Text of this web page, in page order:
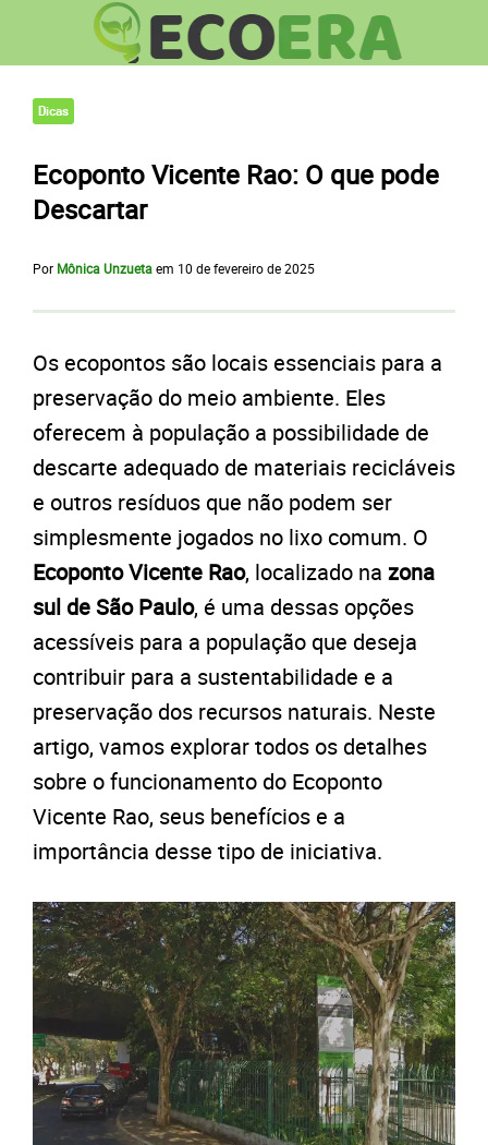
Dicas
Ecoponto Vicente Rao: O que pode
Descartar
Por Mônica Unzuetaem 10 de fevereiro de 2025
Os ecopontos são locais essenciais para a
preservação do meio ambiente. Eles
oferecem à população a possibilidade de
descarte adequado de materiais recicláveis
e outros resíduos que não podem ser
simplesmente jogados no lixo comum. O
Ecoponto Vicente Rao, localizado na zona
sul de São Paulo, é uma dessas opções
acessíveis para a população que deseja
contribuir para a sustentabilidade e a
preservação dos recursos naturais. Neste
artigo, vamos explorar todos os detalhes
sobre o funcionamento do Ecoponto
Vicente Rao, seus benefícios e a
importância desse tipo de iniciativa.